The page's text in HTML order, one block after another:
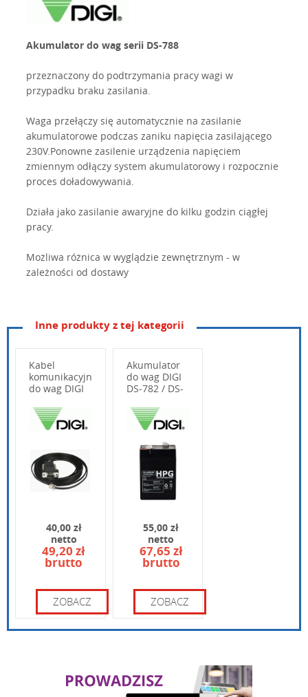
Akumulator do wag serii DS-788
przeznaczony do podtrzymania pracy wagi w
przypadku braku zasilania.
Waga przełączy się automatycznie na zasilanie
akumulatorowe podczas zaniku napięcia zasilającego
230V.Ponowne zasilenie urządzenia napięciem
zmiennym odłączy system akumulatorowy i rozpocznie
proces doładowywania.
Działa jako zasilanie awaryjne do kilku godzin ciągłej
pracy.
Możliwa różnica w wyglądzie zewnętrznym - w
zależności od dostawy
Wpisz poniżej swoje pytanie
Wpisz kod widoczny na obrazku:
Inne produkty z tej kategorii
Kabel
komunikacyjny
do wag DIGI
781
40,00 zł
netto
49,20 zł
brutto
ZOBACZ
Akumulator
do wag DIGI
DS-782 / DS-
700E
55,00 zł
netto
67,65 zł
brutto
ZOBACZ